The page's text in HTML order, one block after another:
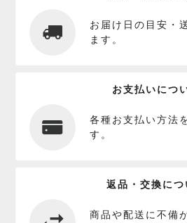
お届け日の目安・
ます。
お支払いにつ
各種お支払い方法
す。
返品・交換につ
商品や配送に不備